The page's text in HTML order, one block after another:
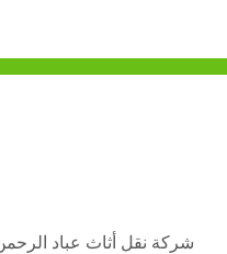
شركة نقل أثاث عباد